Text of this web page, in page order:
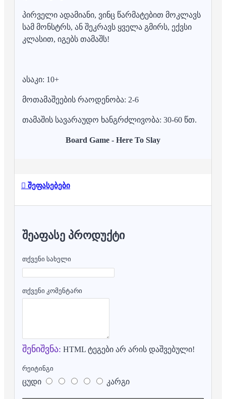
პირველი ადამიანი, ვინც წარმატებით მოკლავს
სამ მონსტრს, ან შეკრავს ყველა გმირს, ექვსი
კლასით, იგებს თამაშს!
ასაკი: 10+
მოთამაშეების რაოდენობა: 2-6
თამაშის სავარაუდო ხანგრძლივობა: 30-60 წთ.
Board Game - Here To Slay
შეფასებები
ᲨᲔᲐᲤᲐᲡᲔ ᲞᲠᲝᲓᲣᲥᲢᲘ
თქვენი სახელი
თქვენი კომენტარი
შენიშვნა: HTML ტეგები არ არის დაშვებული!
რეიტინგი
ცუდი კარგი